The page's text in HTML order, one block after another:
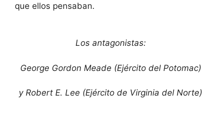
que ellos pensaban.
Los antagonistas:
George Gordon Meade (Ejército del Potomac)
y Robert E. Lee (Ejército de Virginia del Norte)